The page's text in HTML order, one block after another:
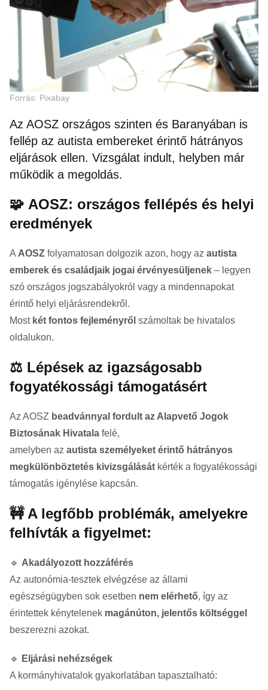
Forrás: Pixabay
Az AOSZ országos szinten és Baranyában is
fellép az autista embereket érintő hátrányos
eljárások ellen. Vizsgálat indult, helyben már
működik a megoldás.
🧩 AOSZ: országos fellépés és helyi
eredmények
AAOSZ folyamatosan dolgozik azon, hogy az autista
emberek és családjaik jogai érvényesüljenek – legyen
szó országos jogszabályokról vagy a mindennapokat
érintő helyi eljárásrendekről.
Most két fontos fejleményről számoltak be hivatalos
oldalukon.
⚖️ Lépések az igazságosabb
fogyatékossági támogatásért
Az AOSZ beadvánnyal fordult azAlapvető Jogok
Biztosának Hivatala felé,
amelyben az autista személyeket érintő hátrányos
megkülönböztetés kivizsgálását kérték a fogyatékossági
támogatás igénylése kapcsán.
🚧 A legfőbb problémák, amelyekre
felhívták a figyelmet:
🔹 Akadályozott hozzáférés
Az autonómia-tesztek elvégzése az állami
egészségügyben sok esetben nem elérhető, így az
érintettek kénytelenek magánúton, jelentős költséggel
beszerezni azokat.
🔹
Eljárási nehézségek
A kormányhivatalok gyakorlatában tapasztalható: